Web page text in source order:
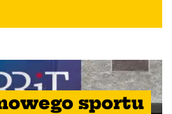
sportu